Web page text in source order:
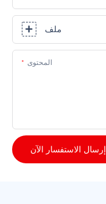
ملف
المحتوى
إرسال الاستفسار الآن